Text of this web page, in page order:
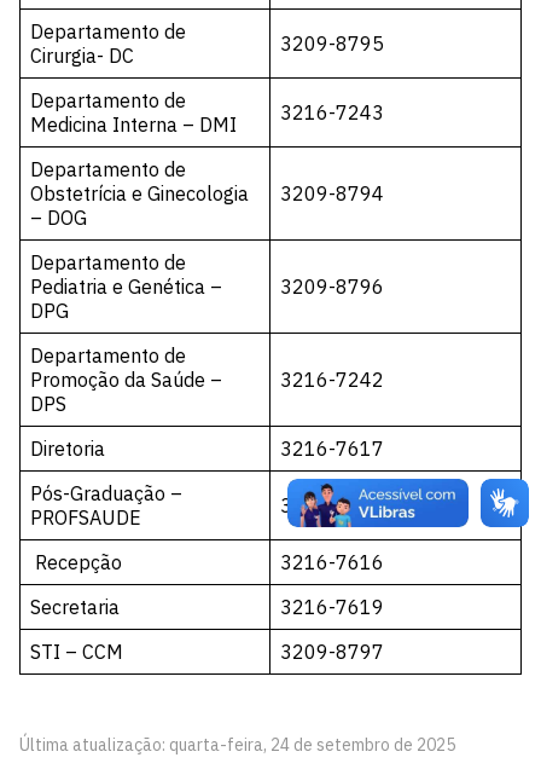
Departamento de
Cirurgia- DC
3209-8795
Departamento de
Medicina Interna – DMI
3216-7243
Departamento de
Obstetrícia e Ginecologia
– DOG
3209-8794
Departamento de
Pediatria e Genética –
DPG
3209-8796
Departamento de
Promoção da Saúde –
DPS
3216-7242
Diretoria
3216-7617
Pós-Graduação –
PROFSAUDE
3209-8774
Recepção
3216-7616
Secretaria
3216-7619
STI – CCM
3209-8797
Última atualização: quarta-feira, 24 de setembro de 2025